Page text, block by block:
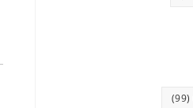
(99)